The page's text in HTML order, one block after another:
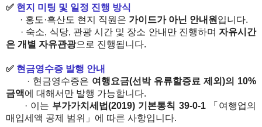
✅ 현지 미팅 및 일정 진행 방식
· 홍도 ·​흑산도 현지 직원은 가이드가 아닌 안내원 입니다.
· 숙소, 식당, 관광 시간 및 장소 안내만 진행하며 자유시간
은 개별 자유관광으로 진행됩니다.
✅ 현금영수증 발행 안내
· 현금영수증은 여행요금(선박 유류할증료 제외)의 10%
금액에 대해서만 발행 가능합니다.
· 이는 부가가치세법(2019) 기본통칙 39-0-1
「여행업의
매입세액 공제 범위」에 따른 사항입니다.